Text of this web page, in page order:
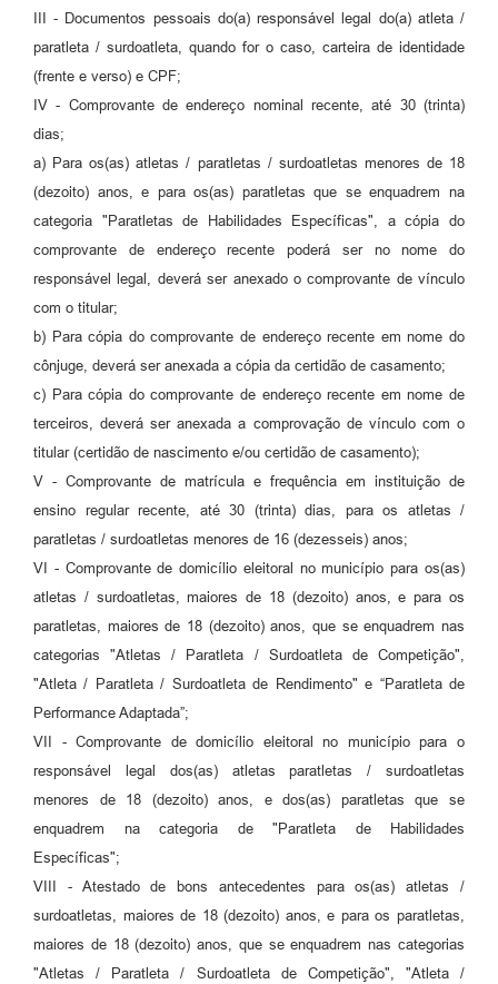
III - Documentos pessoais do(a) responsável legal do(a) atleta /
paratleta / surdoatleta, quando for o caso, carteira de identidade
(frente e verso) e CPF;
IV - Comprovante de endereço nominal recente, até 30 (trinta)
dias;
a) Para os(as) atletas / paratletas / surdoatletas menores de 18
(dezoito) anos, e para os(as) paratletas que se enquadrem na
categoria "Paratletas de Habilidades Específicas", a cópia do
comprovante de endereço recente poderá ser no nome do
responsável legal, deverá ser anexado o comprovante de vínculo
com o titular;
b) Para cópia do comprovante de endereço recente em nome do
cônjuge, deverá ser anexada a cópia da certidão de casamento;
c) Para cópia do comprovante de endereço recente em nome de
terceiros, deverá ser anexada a comprovação de vínculo com o
titular (certidão de nascimento e/ou certidão de casamento);
V - Comprovante de matrícula e frequência em instituição de
ensino regular recente, até 30 (trinta) dias, para os atletas /
paratletas / surdoatletas menores de 16 (dezesseis) anos;
VI - Comprovante de domicílio eleitoral no município para os(as)
atletas / surdoatletas, maiores de 18 (dezoito) anos, e para os
paratletas, maiores de 18 (dezoito) anos, que se enquadrem nas
categorias "Atletas / Paratleta / Surdoatleta de Competição",
"Atleta / Paratleta / Surdoatleta de Rendimento" e “Paratleta de
Performance Adaptada”;
VII - Comprovante de domicílio eleitoral no município para o
responsável legal dos(as) atletas paratletas / surdoatletas
menores de 18 (dezoito) anos, e dos(as) paratletas que se
enquadrem na categoria de "Paratleta de Habilidades
Específicas";
VIII - Atestado de bons antecedentes para os(as) atletas /
surdoatletas, maiores de 18 (dezoito) anos, e para os paratletas,
maiores de 18 (dezoito) anos, que se enquadrem nas categorias
"Atletas / Paratleta / Surdoatleta de Competição", "Atleta /